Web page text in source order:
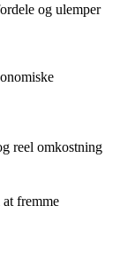
og ulemper
reel omkostning
fremme